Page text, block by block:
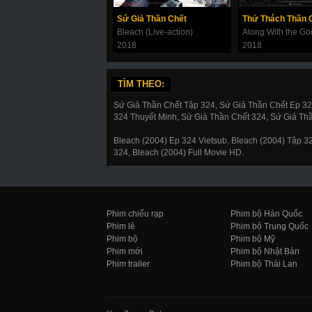
Sứ Giả Thần Chết
Bleach (Live-action)
2018
2018
TÌM THEO:
Sứ Giả Thần Chết Tập 324, Sứ Giả Thần Chết Ep
324 Thuyết Minh, Sứ Giả Thần Chết 324, Sứ Giả
Bleach (2004) Ep 324 Vietsub, Bleach (2004) Tập
324, Bleach (2004) Full Movie HD.
Phim chiếu rạp
Phim lẻ
Phim bộ
Phim mới
Phim trailer
Phim bộ Hàn Quốc
Phim bộ Trung Quốc
Phim bộ Mỹ
Phim bộ Nhật Bản
Phim bộ Thái Lan